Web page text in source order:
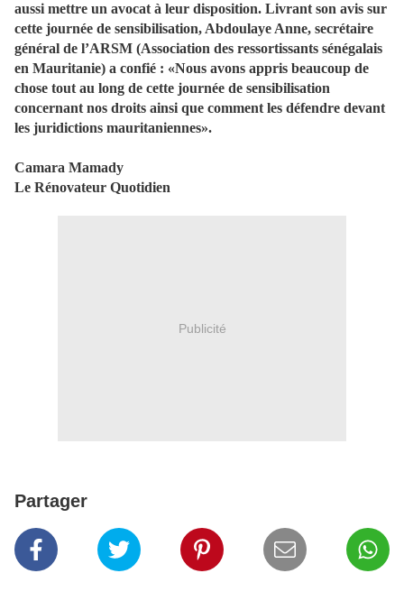
aussi mettre un avocat à leur disposition. Livrant son avis sur
cette journée de sensibilisation, Abdoulaye Anne, secrétaire
général de l’ARSM (Association des ressortissants sénégalais
en Mauritanie) a confié : «Nous avons appris beaucoup de
chose tout au long de cette journée de sensibilisation
concernant nos droits ainsi que comment les défendre devant
les juridictions mauritaniennes».
Camara Mamady
Le Rénovateur Quotidien
Publicité
Partager